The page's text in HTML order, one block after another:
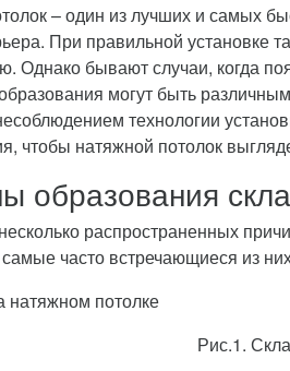
– один из лучших и самых
При правильной установке
Однако бывают случаи, когда
могут быть
технологии
чтобы натяжной потолок
образования
распространенных
часто встречающиеся из
Рис.1.